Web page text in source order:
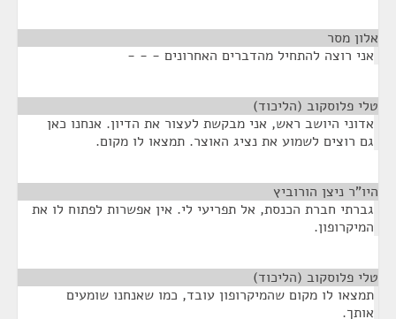
אלון מסר
אני רוצה להתחיל מהדברים האחרונים - - -
טלי פלוסקוב (הליכוד)
אדוני היושב ראש, אני מבקשת לעצור את הדיון. אנחנו כאן
גם רוצים לשמוע את נציג האוצר. תמצאו לו מקום.
היו"ר ניצן הורוביץ
גברתי חברת הכנסת, אל תפריעי לי. אין אפשרות לפתוח לו את
המיקרופון.
טלי פלוסקוב (הליכוד)
תמצאו לו מקום שהמיקרופון עובד, כמו שאנחנו שומעים
אותך.